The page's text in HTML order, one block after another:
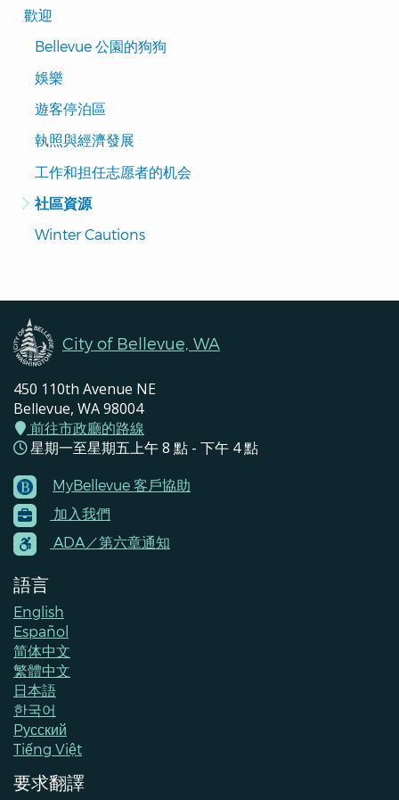
Translated
Pages
歡迎
Bellevue 公園的狗狗
娛樂
遊客停泊區
執照與經濟發展
工作和担任志愿者的机会
社區資源
Winter Cautions
City of Bellevue, WA
450 110th Avenue NE
Bellevue, WA 98004
前往市政廳的路線
星期一至星期五上午 8 點 - 下午 4 點
Footer
Menu
Contacts
MyBellevue 客戶協助
加入我們
ADA／第六章通知
語言
English
Español
简体中文
繁體中文
日本語
한국어
Pусский
Tiếng Việt
要求翻譯